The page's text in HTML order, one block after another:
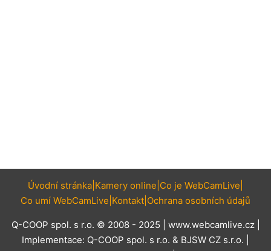
Úvodní stránka Kamery online Co je WebCamLive
Co umí WebCamLive Kontakt Ochrana osobních údajů
Q-COOP spol. s r.o. © 2008 - 2025 | www.webcamlive.cz|
Implementace: Q-COOP spol. s r.o. & BJSW CZ s.r.o.